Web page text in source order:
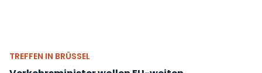
TREFFEN IN BRÜSSEL